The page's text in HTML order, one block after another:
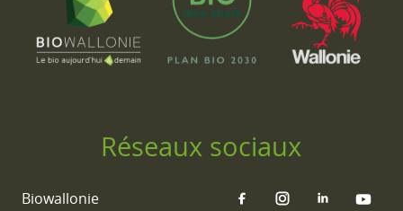
Réseaux sociaux
Biowallonie